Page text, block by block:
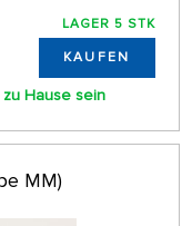
LAGER 5 STK
KAUFEN
Hause sein
MM)